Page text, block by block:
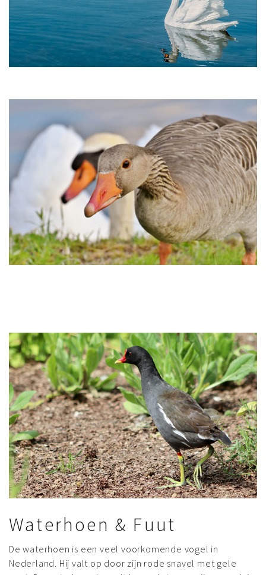
Waterhoen & Fuut
De waterhoen is een veel voorkomende vogel in
Nederland. Hij valt op door zijn rode snavel met gele